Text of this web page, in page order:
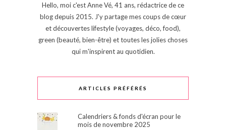
Hello, moi c'est Anne Vé, 41 ans, rédactrice de ce
blog depuis 2015. J'y partage mes coups de cœur
et découvertes lifestyle (voyages, déco, food),
green (beauté, bien-être) et toutes les jolies choses
qui m'inspirent au quotidien.
ARTICLES PRÉFÉRÉS
Calendriers & fonds d'écran pour le
mois de novembre 2025